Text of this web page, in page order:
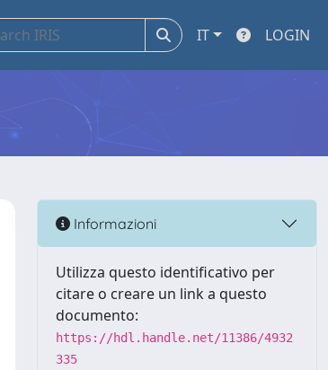
IT LOGIN
Informazioni
Utilizza questo identificativo per
citare o creare un link a questo
documento:
https://hdl.handle.net/11386/4932
335